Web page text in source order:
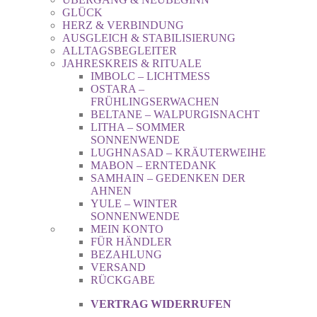
GLÜCK
HERZ & VERBINDUNG
AUSGLEICH & STABILISIERUNG
ALLTAGSBEGLEITER
JAHRESKREIS & RITUALE
IMBOLC – LICHTMESS
OSTARA –
FRÜHLINGSERWACHEN
BELTANE – WALPURGISNACHT
LITHA – SOMMER
SONNENWENDE
LUGHNASAD – KRÄUTERWEIHE
MABON – ERNTEDANK
SAMHAIN – GEDENKEN DER
AHNEN
YULE – WINTER
SONNENWENDE
MEIN KONTO
FÜR HÄNDLER
BEZAHLUNG
VERSAND
RÜCKGABE
VERTRAG WIDERRUFEN